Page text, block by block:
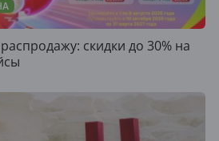
скидки до 30% на